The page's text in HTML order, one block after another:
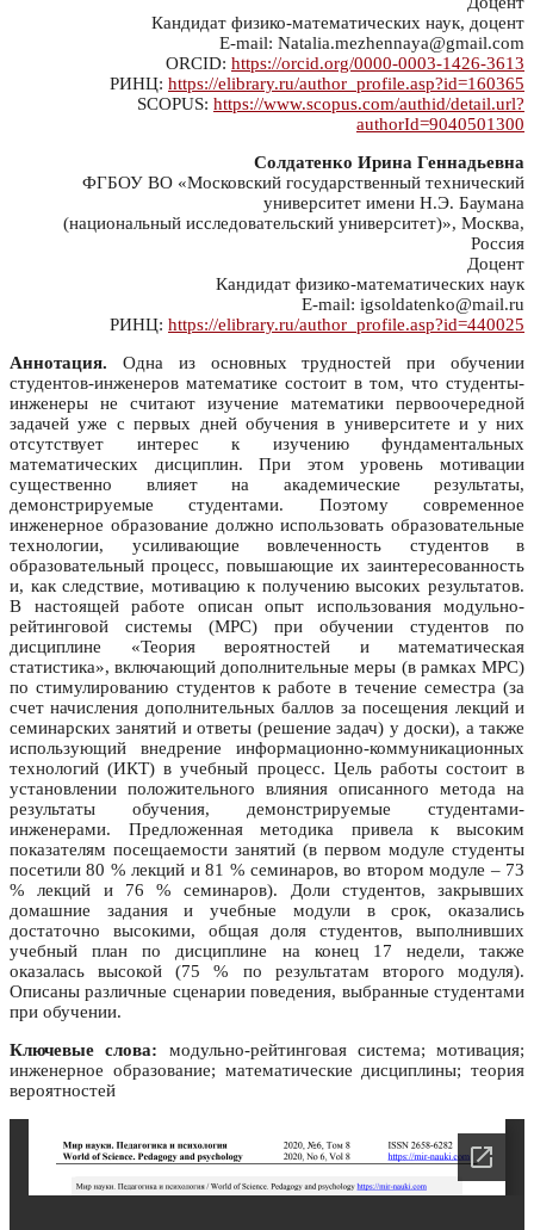
Кандидат физико-математических наук, доцент
E-mail: Natalia.mezhennaya@gmail.com
ORCID: https://orcid.org/0000-0003-1426-3613
РИНЦ: https://elibrary.ru/author_profile.asp?id=160365
SCOPUS: https://www.scopus.com/authid/detail.url?
authorId=9040501300
Солдатенко Ирина Геннадьевна
ФГБОУ ВО «Московский государственный технический
университет имени Н.Э. Баумана
(национальный исследовательский университет)», Москва,
Россия
Доцент
Кандидат физико-математических наук
E-mail: igsoldatenko@mail.ru
РИНЦ: https://elibrary.ru/author_profile.asp?id=440025
Аннотация. Одна из основных трудностей при обучении
студентов-инженеров математике состоит в том, что студенты-
инженеры не считают изучение математики первоочередной
задачей уже с первых дней обучения в университете и у них
отсутствует интерес к изучению фундаментальных
математических дисциплин. При этом уровень мотивации
существенно влияет на академические результаты,
демонстрируемые студентами. Поэтому современное
инженерное образование должно использовать образовательные
технологии, усиливающие вовлеченность студентов в
образовательный процесс, повышающие их заинтересованность
и, как следствие, мотивацию к получению высоких результатов.
В настоящей работе описан опыт использования модульно-
рейтинговой системы (МРС) при обучении студентов по
дисциплине «Теория вероятностей и математическая
статистика», включающий дополнительные меры (в рамках МРС)
по стимулированию студентов к работе в течение семестра (за
счет начисления дополнительных баллов за посещения лекций и
семинарских занятий и ответы (решение задач) у доски), а также
использующий внедрение информационно-коммуникационных
технологий (ИКТ) в учебный процесс. Цель работы состоит в
установлении положительного влияния описанного метода на
результаты обучения, демонстрируемые студентами-
инженерами. Предложенная методика привела к высоким
показателям посещаемости занятий (в первом модуле студенты
посетили 80 % лекций и 81 % семинаров, во втором модуле – 73
% лекций и 76 % семинаров). Доли студентов, закрывших
домашние задания и учебные модули в срок, оказались
достаточно высокими, общая доля студентов, выполнивших
учебный план по дисциплине на конец 17 недели, также
оказалась высокой (75 % по результатам второго модуля).
Описаны различные сценарии поведения, выбранные студентами
при обучении.
Ключевые слова: модульно-рейтинговая система; мотивация;
инженерное образование; математические дисциплины; теория
вероятностей